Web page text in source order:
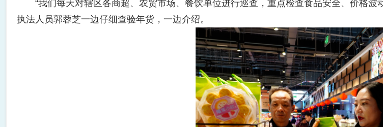
“我们每天对辖区各商超、农贸市场、餐饮单位进行巡查，重点检查食品安全、价格波
执法人员郭蓉芝一边仔细查验年货，一边介绍。